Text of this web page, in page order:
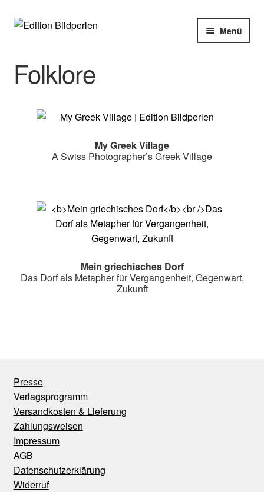
Zur
Zum
Menü
Autoren
Veranstaltungen
Buchhandel
Folklore
My Greek Village
A Swiss Photographer’s Greek Village
Mein griechisches Dorf
Das Dorf als Metapher für Vergangenheit, Gegenwart,
Zukunft
Presse
Verlagsprogramm
Versandkosten & Lieferung
Zahlungsweisen
Impressum
AGB
Datenschutzerklärung
Widerruf